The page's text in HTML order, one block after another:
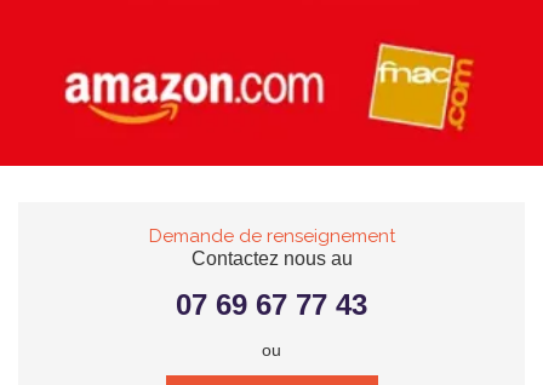
Demande de renseignement
Contactez nous au
07 69 67 77 43
ou